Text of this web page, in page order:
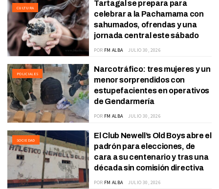
CULTURA
Tartagal se prepara para
celebrar a la Pachamama con
sahumados, ofrendas y una
jornada central este sábado
POR FM ALBA JULIO 30, 2026
POLICIALES
Narcotráfico: tres mujeres y un
menor sorprendidos con
estupefacientes en operativos
de Gendarmería
POR FM ALBA JULIO 30, 2026
SOCIEDAD
El Club Newell’s Old Boys abre el
padrón para elecciones, de
cara a su centenario y tras una
década sin comisión directiva
POR FM ALBA JULIO 30, 2026